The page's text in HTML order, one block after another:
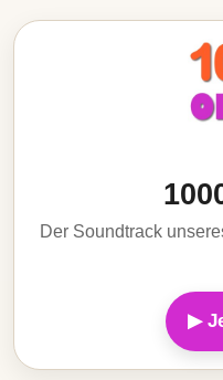
Der Soundtrack
▶